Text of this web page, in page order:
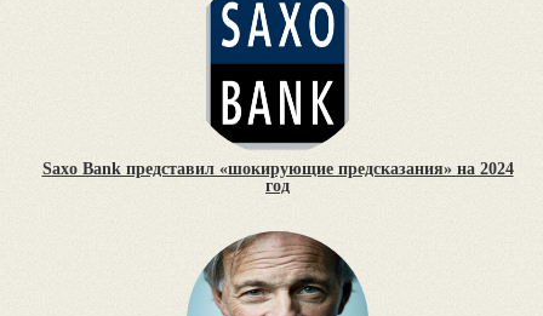
Saxo Bank представил «шокирующие предсказания» на 2024
год